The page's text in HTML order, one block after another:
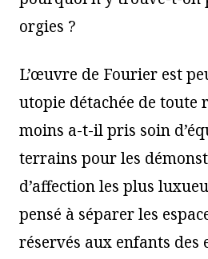
orgies ?
L’œuvre de Fourier est
utopie détachée de toute
moins a-t-il pris soin
terrains pour les
d’affection les plus
pensé à séparer les
réservés aux enfants des